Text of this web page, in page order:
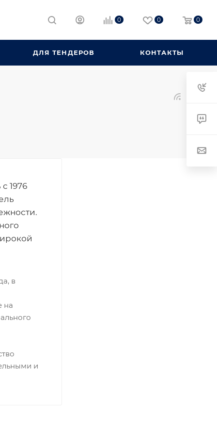
0 0 0
ДЛЯ ТЕНДЕРОВ КОНТАКТЫ
1976
в
на
и